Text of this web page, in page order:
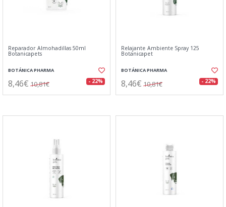
Reparador Almohadillas 50ml
Botanicapets
BOTÁNICA PHARMA
8,46€ 10,81€ - 22%
Relajante Ambiente Spray 125
Botanicapet
BOTÁNICA PHARMA
8,46€ 10,81€ - 22%